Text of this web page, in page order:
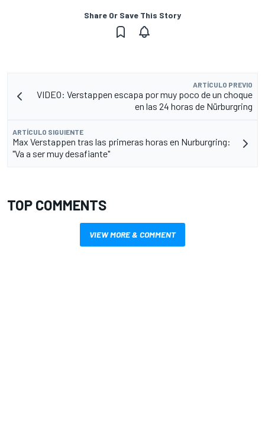
Share Or Save This Story
ARTÍCULO PREVIO
VIDEO: Verstappen escapa por muy poco de un choque
en las 24 horas de Nürburgring
ARTÍCULO SIGUIENTE
Max Verstappen tras las primeras horas en Nurburgring:
"Va a ser muy desafiante"
TOP COMMENTS
VIEW MORE & COMMENT